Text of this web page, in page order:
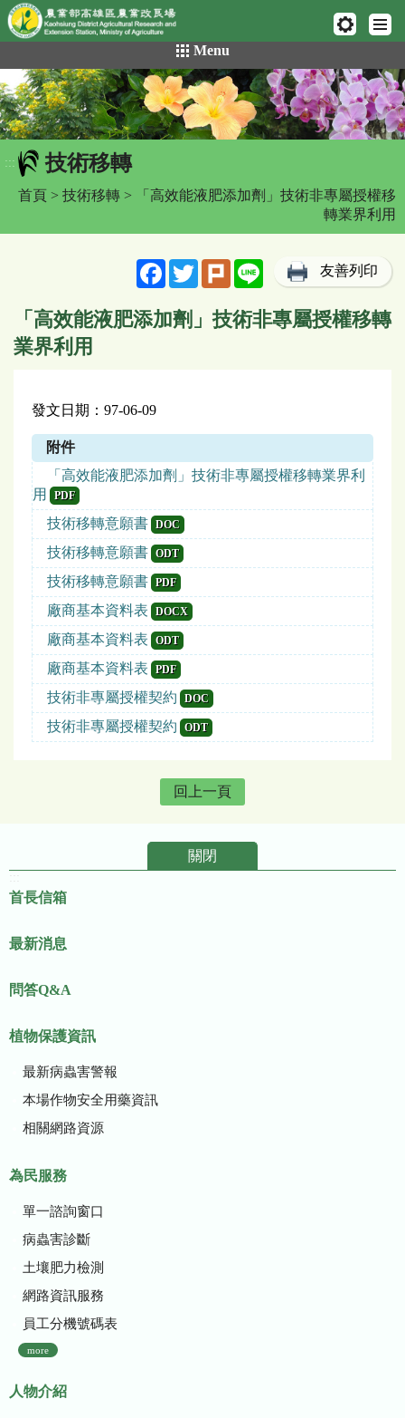
網頁置頂
到
主
要
內
容
區
Menu
::: 技術移轉
首頁 > 技術移轉 > 「高效能液肥添加劑」技術非專屬授權移
轉業界利用
FacebookTwitterPlurk Line 友善列印
「高效能液肥添加劑」技術非專屬授權移轉
業界利用
發文日期：97-06-09
附件
「高效能液肥添加劑」技術非專屬授權移轉業界利
用
PDF
技術移轉意願書 DOC
技術移轉意願書 ODT
技術移轉意願書 PDF
廠商基本資料表 DOCX
廠商基本資料表 ODT
廠商基本資料表 PDF
技術非專屬授權契約 DOC
技術非專屬授權契約 ODT
回上一頁
關閉
首長信箱
最新消息
問答Q&A
植物保護資訊
最新病蟲害警報
本場作物安全用藥資訊
相關網路資源
為民服務
單一諮詢窗口
病蟲害診斷
土壤肥力檢測
網路資訊服務
員工分機號碼表
more
人物介紹